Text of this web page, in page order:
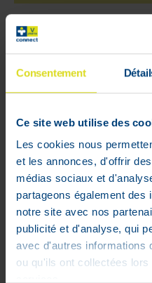
Consentement
Ce site web utilise des
Les cookies nous
et les annonces, d'offrir
médias sociaux et
partageons également des
notre site avec nos
publicité et d'analyse, qui
avec d'autres informations
ou qu'ils ont collectées